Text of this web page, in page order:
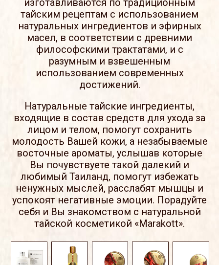
изготавливаются по традиционным
тайским рецептам с использованием
натуральных ингредиентов и эфирных
масел, в соответствии с древними
философскими трактатами, и с
разумным и взвешенным
использованием современных
достижений.
Натуральные тайские ингредиенты,
входящие в состав средств для ухода за
лицом и телом, помогут сохранить
молодость Вашей кожи, а незабываемые
восточные ароматы, услышав которые
Вы почувствуете такой далекий и
любимый Таиланд, помогут избежать
ненужных мыслей, расслабят мышцы и
успокоят негативные эмоции. Порадуйте
себя и Вы знакомством с натуральной
тайской косметикой «Marakott».